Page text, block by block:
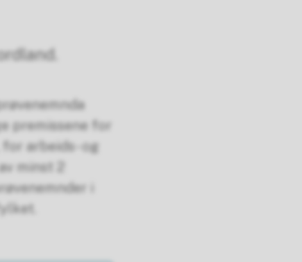
premissene for
arbeids- og
minst 2
i